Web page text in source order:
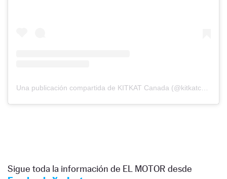
Una publicación compartida de KITKAT Canada (@kitkatcanada)
Sigue toda la información de EL MOTOR desde